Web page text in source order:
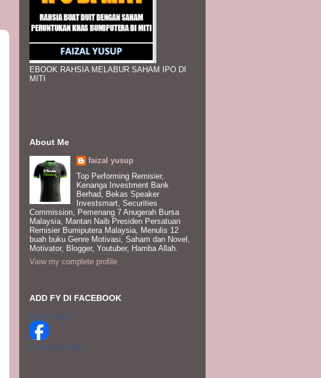
EBOOK RAHSIA MELABUR SAHAM IPO DI
MITI
About Me
faizal yusup
Top Performing Remisier,
Kenanga Investment Bank
Berhad, Bekas Speaker
Investsmart, Securities
Commission, Pemenang 7 Anugerah Bursa
Malaysia, Mantan Naib Presiden Persatuan
Remisier Bumiputera Malaysia, Menulis 12
buah buku Genre Motivasi, Saham dan Novel,
Motivator, Blogger, Youtuber, Hamba Allah.
View my complete profile
ADD FY DI FACEBOOK
Faizal Yusup II
Create your badge